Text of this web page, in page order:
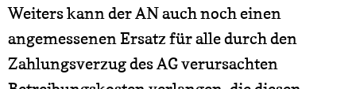
Weiters kann der AN auch noch einen
angemessenen Ersatz für alle durch den
Zahlungsverzug des AG verursachten